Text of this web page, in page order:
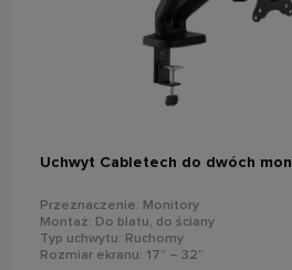
Uchwyt Cabletech do dwóch
Przeznaczenie: Monitory
Montaż: Do blatu, do ściany
Typ uchwytu: Ruchomy
Rozmiar ekranu: 17” – 32”